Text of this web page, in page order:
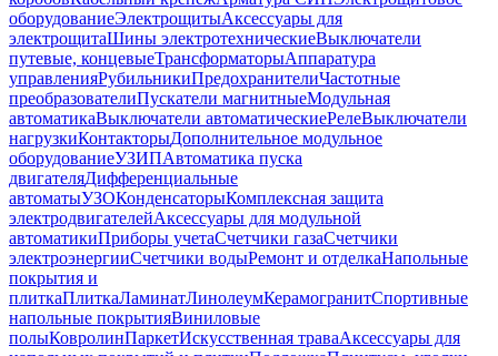
оборудованиеЭлектрощитыАксессуары для
электрощитаШины электротехническиеВыключатели
путевые, концевыеТрансформаторыАппаратура
управленияРубильникиПредохранителиЧастотные
преобразователиПускатели магнитныеМодульная
автоматикаВыключатели автоматическиеРелеВыключатели
нагрузкиКонтакторыДополнительное модульное
оборудованиеУЗИПАвтоматика пуска
двигателяДифференциальные
автоматыУЗОКонденсаторыКомплексная защита
электродвигателейАксессуары для модульной
автоматикиПриборы учетаСчетчики газаСчетчики
электроэнергииСчетчики водыРемонт и отделкаНапольные
покрытия и
плиткаПлиткаЛаминатЛинолеумКерамогранитСпортивные
напольные покрытияВиниловые
полыКовролинПаркетИскусственная траваАксессуары для